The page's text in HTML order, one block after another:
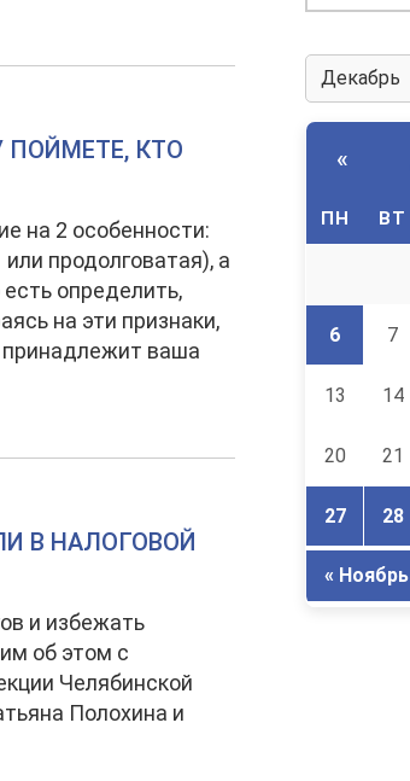
ПОЙМЕТЕ, КТО
на 2 особенности:
продолговатая), а
определить,
на эти признаки,
принадлежит ваша
В НАЛОГОВОЙ
и избежать
об этом с
Челябинской
Полохина и
«
ПН ВТ
6 7
13 14
20 21
27 28
« Ноябрь